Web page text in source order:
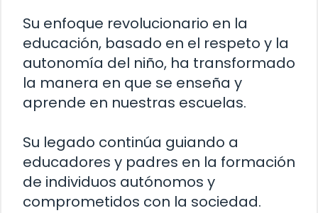
Su enfoque revolucionario en la
educación, basado en el respeto y la
autonomía del niño, ha transformado
la manera en que se enseña y
aprende en nuestras escuelas.
Su legado continúa guiando a
educadores y padres en la formación
de individuos autónomos y
comprometidos con la sociedad.